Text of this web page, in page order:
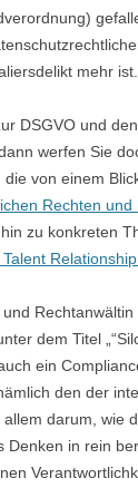
mehr ist.
DSGVO und
werfen Sie
die von einem
Rechten und
zu konkreten
dem Titel
ein
den der
darum, wie
Denken in rein